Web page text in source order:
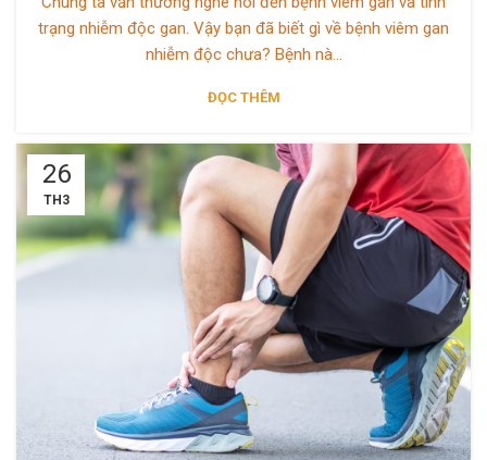
trạng nhiễm độc gan. Vậy bạn đã biết gì về bệnh viêm gan
nhiễm độc chưa? Bệnh nà...
ĐỌC THÊM
26
TH3